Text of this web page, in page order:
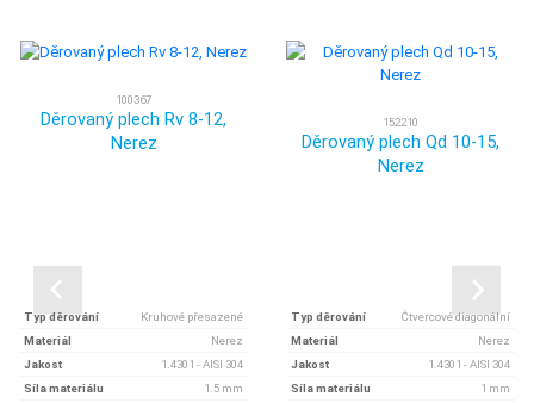
100367
Děrovaný plech Rv 8-12,
Nerez
Typ děrování
Kruhové přesazené
Materiál
Nerez
Jakost
1.4301 - AISI 304
Síla materiálu
1.5 mm
152210
Děrovaný plech Qd 10-15,
Nerez
Typ děrování
Čtvercové diagonální
Materiál
Nerez
Jakost
1.4301 - AISI 304
Síla materiálu
1 mm